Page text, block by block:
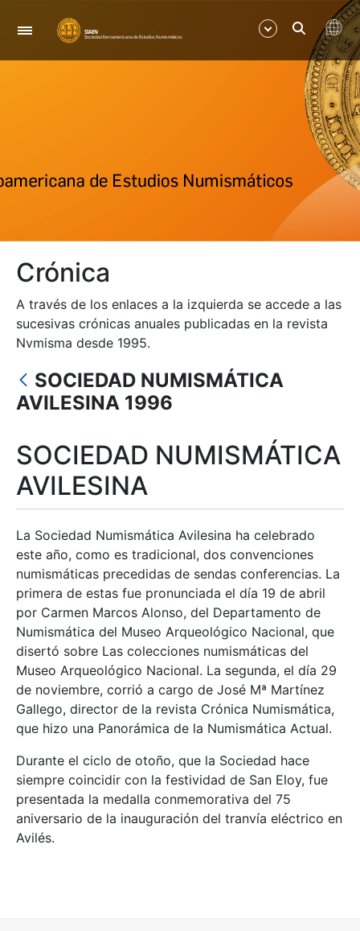
Navegació
Mostra/Amaga
Mostra/Amaga
Mostra/Amaga
Crónica
A través de los enlaces a la izquierda se accede a las
sucesivas crónicas anuales publicadas en la revista
Nvmisma desde 1995.
SOCIEDAD NUMISMÁTICA
AVILESINA 1996
SOCIEDAD NUMISMÁTICA
AVILESINA
La Sociedad Numismática Avilesina ha celebrado
este año, como es tradicional, dos convenciones
numismáticas precedidas de sendas conferencias. La
primera de estas fue pronunciada el día 19 de abril
por Carmen Marcos Alonso, del Departamento de
Numismática del Museo Arqueológico Nacional, que
disertó sobre Las colecciones numismáticas del
Museo Arqueológico Nacional. La segunda, el día 29
de noviembre, corrió a cargo de José Mª Martínez
Gallego, director de la revista Crónica Numismática,
que hizo una Panorámica de la Numismática Actual.
Durante el ciclo de otoño, que la Sociedad hace
siempre coincidir con la festividad de San Eloy, fue
presentada la medalla conmemorativa del 75
aniversario de la inauguración del tranvía eléctrico en
Avilés.